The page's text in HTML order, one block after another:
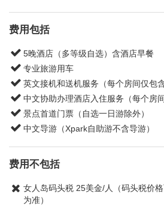
费用包括
5晚酒店（多等级自选）含酒店早餐
专业旅游用车
英文接机和送机服务（每个房间仅包含
中文协助办理酒店入住服务（每个房
景点首道门票（自选一日游除外）
中文导游（Xpark自助游不含导游）
费用不包括
女人岛码头税 25美金/人（码头税价
为准）